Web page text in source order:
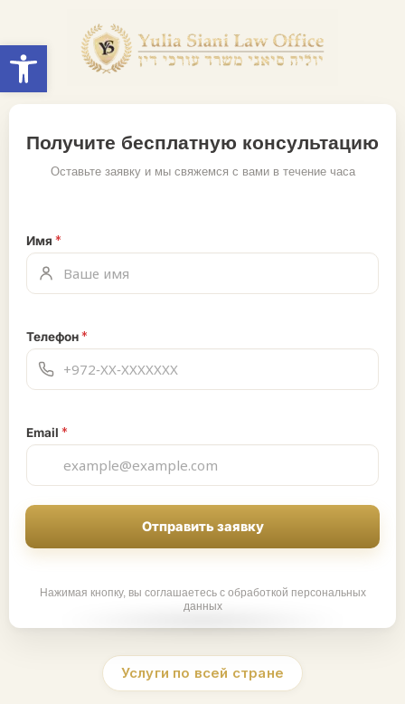
Open toolbar
Услуги по всей стране
Получите бесплатную консультацию
Оставьте заявку и мы свяжемся с вами в течение часа
Имя *
Телефон*
Email *
Отправить заявку
Нажимая кнопку, вы соглашаетесь с обработкой персональных
данных